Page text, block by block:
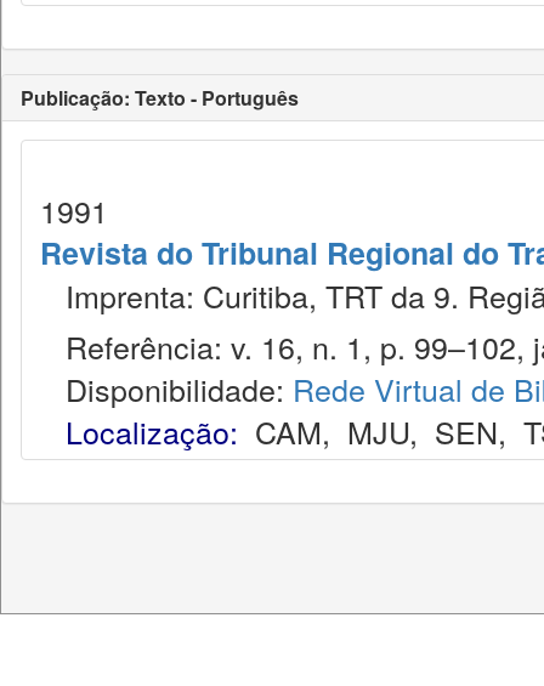
Publicação: Texto - Português
1991
Revista do Tribunal Regional do
Imprenta: Curitiba, TRT da 9.
Referência: v. 16, n. 1, p. 99–102,
Disponibilidade: Rede Virtual de
Localização: CAM, MJU, SEN,